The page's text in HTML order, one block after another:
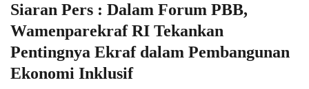
Siaran Pers : Dalam Forum PBB,
Wamenparekraf RI Tekankan
Pentingnya Ekraf dalam Pembangunan
Ekonomi Inklusif